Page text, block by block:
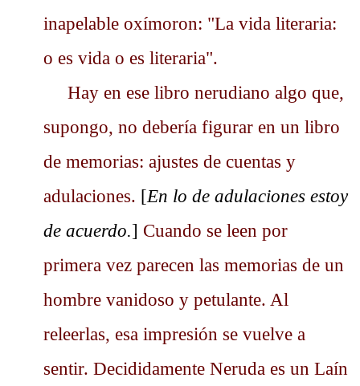
inapelable oxímoron: "La vida literaria:
o es vida o es literaria".
Hay en ese libro nerudiano algo que,
supongo, no debería figurar en un libro
de memorias: ajustes de cuentas y
adulaciones. [En lo de adulaciones estoy
de acuerdo.] Cuando se leen por
primera vez parecen las memorias de un
hombre vanidoso y petulante. Al
releerlas, esa impresión se vuelve a
sentir. Decididamente Neruda es un Laín